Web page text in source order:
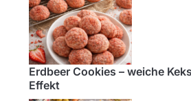
Erdbeer Cookies – weiche
Effekt